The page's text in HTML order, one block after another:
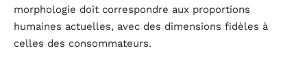
morphologie doit correspondre aux proportions
humaines actuelles, avec des dimensions fidèles à
celles des consommateurs.